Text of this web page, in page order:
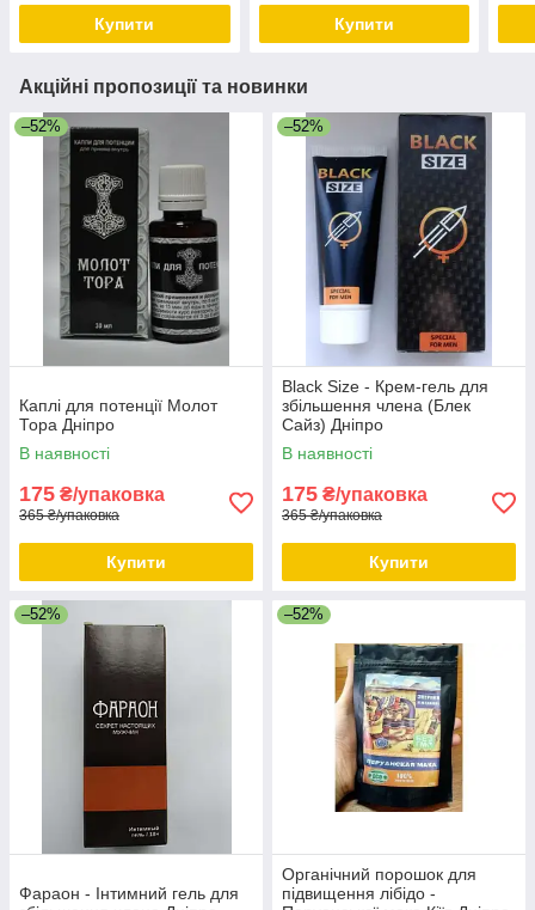
Купити Купити
Акційні пропозиції та новинки
–52%
Каплі для потенції Молот
Тора Дніпро
В наявності
175 ₴/упаковка
365 ₴/упаковка
Купити
–52%
Black Size - Крем-гель для
збільшення члена (Блек
Сайз) Дніпро
В наявності
175 ₴/упаковка
365 ₴/упаковка
Купити
–52%
Фараон - Інтимний гель для
–52%
Органічний порошок для
підвищення лібідо -